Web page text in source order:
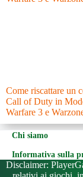
Come riscattare un
Call of Duty in
Warfare 3 e
Chi siamo
Informativa sulla
Disclaimer: